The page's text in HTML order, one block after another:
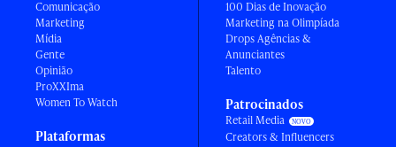
Comunicação
Marketing
Mídia
Gente
Opinião
ProXXIma
Women To Watch
Plataformas
100 Dias de Inovação
Marketing na Olimpíada
Drops Agências &
Anunciantes
Talento
Patrocinados
Retail Media
Creators & Influencers